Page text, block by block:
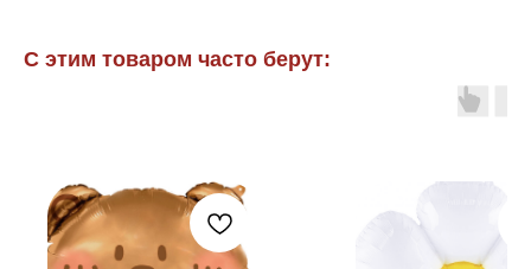
С этим товаром часто берут: